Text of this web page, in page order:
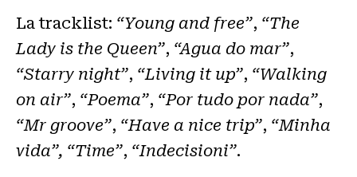
La tracklist: “Young and free”, “The
Lady is the Queen”, “Agua do mar”,
“Starry night”, “Living it up”, “Walking
on air”, “Poema”, “Por tudo por nada”,
“Mr groove”, “Have a nice trip”, “Minha
vida”, “Time”, “Indecisioni”.